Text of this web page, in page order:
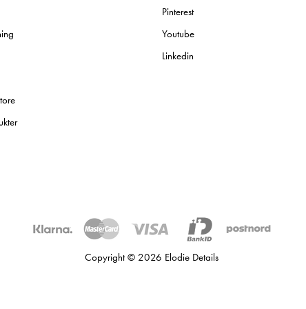
Pinterest
Youtube
Linkedin
Copyright © 2026 Elodie Details